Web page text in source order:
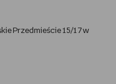
Przedmieście 15/17 w